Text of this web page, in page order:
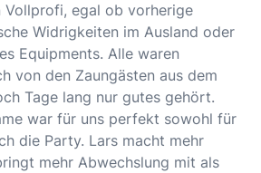
Vollprofi, egal ob vorherige
Widrigkeiten im Ausland oder
Equipments. Alle waren
von den Zaungästen aus dem
Tage lang nur gutes gehört.
war für uns perfekt sowohl für
die Party. Lars macht mehr
mehr Abwechslung mit als